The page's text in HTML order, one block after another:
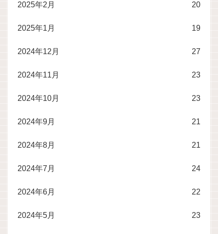
2025年2月 20
2025年1月 19
2024年12月 27
2024年11月 23
2024年10月 23
2024年9月 21
2024年8月 21
2024年7月 24
2024年6月 22
2024年5月 23